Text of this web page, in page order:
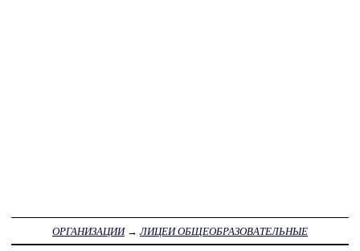
ОРГАНИЗАЦИИ→ЛИЦЕИ ОБЩЕОБРАЗОВАТЕЛЬНЫЕ